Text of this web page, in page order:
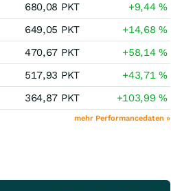
680,08 PKT +9,44%
649,05 PKT +14,68%
470,67 PKT +58,14%
517,93 PKT +43,71%
364,87 PKT +103,99%
mehr Performancedaten »